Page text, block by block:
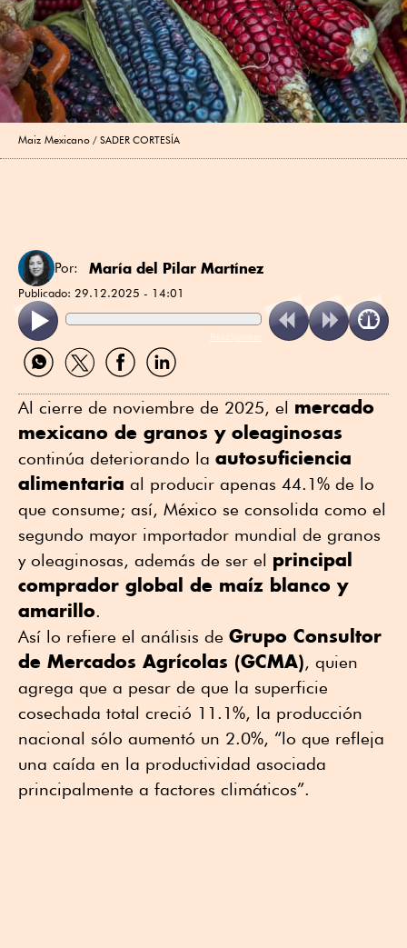
Maiz Mexicano SADER CORTESÍA
Por: María del Pilar Martínez
Publicado: 29.12.2025 - 14:01
ReadSpeaker
Compartir
por
Compartir
por
Compartir
por
Compartir
por
Al cierre de noviembre de 2025, el mercado
mexicano de granos y oleaginosas
continúa deteriorando la autosuficiencia
alimentaria al producir apenas 44.1% de lo
que consume; así, México se consolida como el
segundo mayor importador mundial de granos
y oleaginosas, además de ser el principal
comprador global de maíz blanco y
amarillo.
Así lo refiere el análisis de Grupo Consultor
de Mercados Agrícolas (GCMA), quien
agrega que a pesar de que la superficie
cosechada total creció 11.1%, la producción
nacional sólo aumentó un 2.0%, “lo que refleja
una caída en la productividad asociada
principalmente a factores climáticos”.